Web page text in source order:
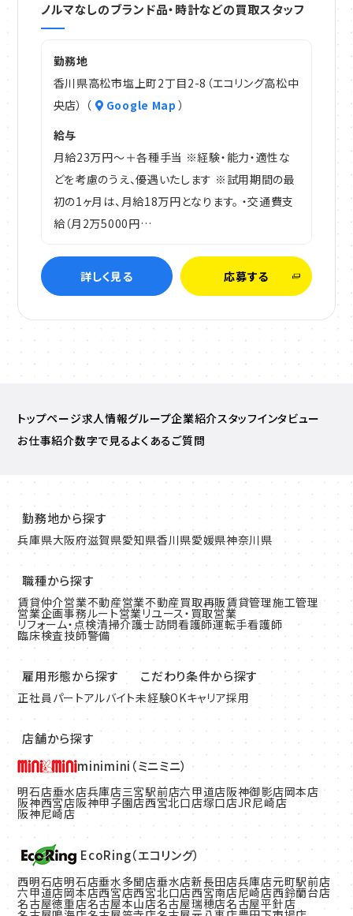
ノルマなしのブランド品・時計などの買取スタッフ
勤務地
香川県高松市塩上町2丁目2-8（エコリング高松中
央店） （
Google Map ）
給与
月給23万円～＋各種手当 ※経験・能力・適性な
どを考慮のうえ、優遇いたします ※試用期間の最
初の1ヶ月は、月給18万円となります。 ・交通費支
給（月2万5000円…
詳しく見る 応募する
トップページ求人情報グループ企業紹介スタッフインタビュー
お仕事紹介数字で見るよくあるご質問
勤務地から探す
兵庫県大阪府滋賀県愛知県香川県愛媛県神奈川県
職種から探す
賃貸仲介営業不動産営業不動産買取再販賃貸管理施工管理
営業企画事務ルート営業リユース・買取営業
リフォーム・点検清掃介護士訪問看護師運転手看護師
臨床検査技師警備
雇用形態から探す
正社員 パートアルバイト
こだわり条件から探す
未経験OKキャリア採用
店舗から探す
minimini（ミニミニ）
明石店垂水店兵庫店三宮駅前店六甲道店阪神御影店岡本店
阪神西宮店阪神甲子園店西宮北口店塚口店JR尼崎店
阪神尼崎店
EcoRing（エコリング）
西明石店明石店垂水多聞店垂水店新長田店兵庫店元町駅前店
六甲道店岡本店西宮店西宮北口店西宮南店尼崎店西鈴蘭台店
名古屋徳重店名古屋本山店名古屋瑞穂店名古屋平針店